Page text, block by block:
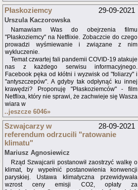
29-09-2021
Płaskoziemcy
Urszula Kaczorowska
Namawiam Was do obejrzenia filmu
"Płaskoziemcy" na Netflixie. Zobaczcie do czego
prowadzi wyśmiewanie i związane z nim
wykluczenie.
Temat czwartej fali pandemii COVID-19 atakuje
nas z każdego serwisu informacyjnego.
Facebook pęka od kłótni i wyzwisk od "foliarzy" i
"antyszczepów". A gdyby tak odpłynąć ku innej
krawędzi? Proponuję "Płaskoziemców" - film
Netflixa, który nie sprawi, że zachwieje się Wasza
wiara w
..jeszcze 6046»
28-09-2021
Szwajcarzy w
referendum odrzucili "ratowanie
klimatu"
Mariusz Agnosiewicz
Rząd Szwajcarii postanowił zaostrzyć walkę o
klimat, by wypełnić postanowienia konwencji
paryskiej. Ustawa klimatyczna przewidywała
wzrost ceny emisji CO2, opłaty za